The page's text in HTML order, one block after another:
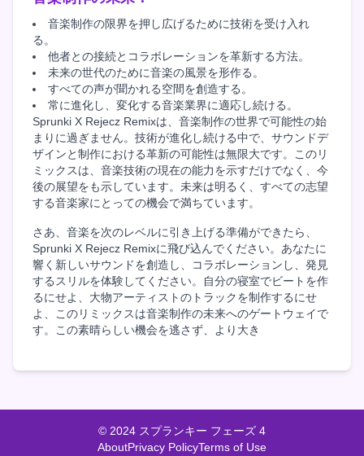
音楽制作の限界を押し広げるために技術を受け入れ
る。
他者との接続とコラボレーションを革新する方法。
未来の世代のために音楽の風景を形作る。
すべての声が聞かれる空間を創造する。
常に進化し、変化する音楽業界に適応し続ける。
Sprunki X Rejecz Remixは、音楽制作の世界で可能性の始
まりに過ぎません。技術が進化し続ける中で、サウンドデ
ザインと制作における革新の可能性は無限大です。このリ
ミックスは、音楽技術の現在の能力を示すだけでなく、今
後の展望をも示しています。未来は明るく、すべての志望
する音楽家にとっての機会で満ちています。
さあ、音楽を次のレベルに引き上げる準備ができたら、
Sprunki X Rejecz Remixに飛び込んでください。あなたに
響く新しいサウンドを創造し、コラボレーションし、発見
するスリルを体験してください。自分の寝室でビートを作
るにせよ、大物アーティストのトラックを制作するにせ
よ、このリミックスは音楽制作の未来へのゲートウェイで
す。この素晴らしい機会を逃さず、より大き
© 2024 スプランキー フェーズ 4
AboutPrivacy PolicyTerms of Use